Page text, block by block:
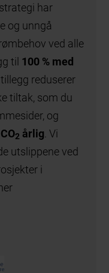
har
og unngå
ved alle
til 100 % med
tillegg reduserer
tiltak, som du
og
2 årlig . Vi
utslippene ved
i